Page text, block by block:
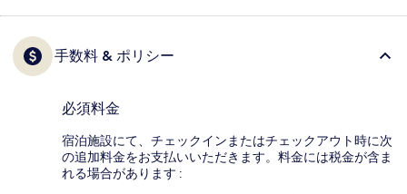
手数料 & ポリシー
必須料金
宿泊施設にて、チェックインまたはチェックアウト時に次
の追加料金をお支払いいただきます。料金には税金が含ま
れる場合があります :